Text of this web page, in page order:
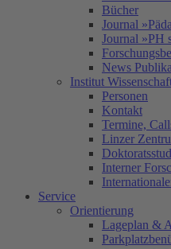
Bücher
Journal
Journal »PH
News
Institut
Personen
Kontakt
Termine,
Linzer
Interner
Service
Orientierung
Lageplan &